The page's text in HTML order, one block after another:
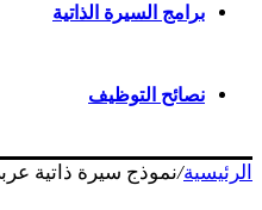
برامج السيرة الذاتية
نصائح التوظيف
الرئيسية/نموذج سيرة ذاتية